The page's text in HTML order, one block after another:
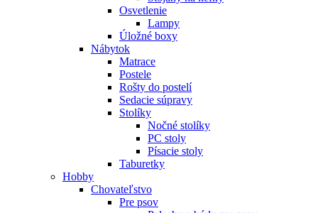
Osvetlenie
Lampy
Úložné boxy
Nábytok
Matrace
Postele
Rošty do postelí
Sedacie súpravy
Stolíky
Nočné stolíky
PC stoly
Písacie stoly
Taburetky
Hobby
Chovateľstvo
Pre psov